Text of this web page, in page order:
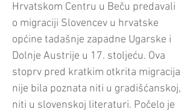
Hrvatskom Centru u Beču predavali
o migraciji Slovencev u hrvatske
općine tadašnje zapadne Ugarske i
Dolnje Austrije u 17. stoljeću. Ova
stoprv pred kratkim otkrita migracija
nije bila poznata niti u gradišćanskoj,
niti u slovenskoj literaturi. Počelo je